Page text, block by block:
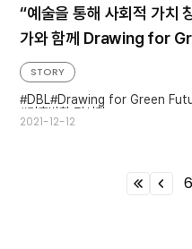
“예술을 통해 사회적 가치
가와 함께 Drawing for
2021-12-12
STORY
DBL Drawing for Green
기후변화 전시회
이
이
6